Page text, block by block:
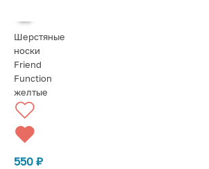
Шерстяные
носки
Friend
Function
желтые
550 ₽